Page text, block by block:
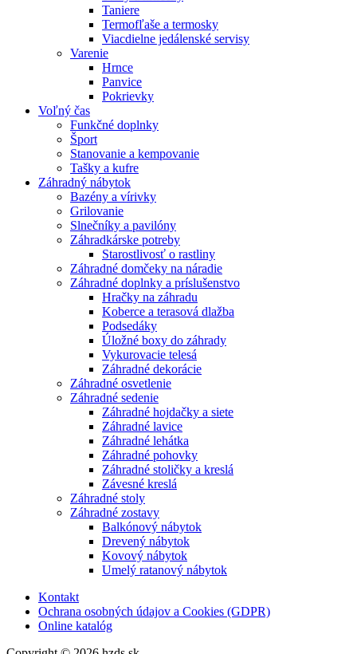
Taniere
Termofľaše a termosky
Viacdielne jedálenské servisy
Varenie
Hrnce
Panvice
Pokrievky
Voľný čas
Funkčné doplnky
Šport
Stanovanie a kempovanie
Tašky a kufre
Záhradný nábytok
Bazény a vírivky
Grilovanie
Slnečníky a pavilóny
Záhradkárske potreby
Starostlivosť o rastliny
Záhradné domčeky na náradie
Záhradné doplnky a príslušenstvo
Hračky na záhradu
Koberce a terasová dlažba
Podsedáky
Úložné boxy do záhrady
Vykurovacie telesá
Záhradné dekorácie
Záhradné osvetlenie
Záhradné sedenie
Záhradné hojdačky a siete
Záhradné lavice
Záhradné lehátka
Záhradné pohovky
Záhradné stoličky a kreslá
Závesné kreslá
Záhradné stoly
Záhradné zostavy
Balkónový nábytok
Drevený nábytok
Kovový nábytok
Umelý ratanový nábytok
Kontakt
Ochrana osobných údajov a Cookies (GDPR)
Online katalóg